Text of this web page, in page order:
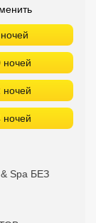
ночей
ночей
ночей
Spa БЕЗ